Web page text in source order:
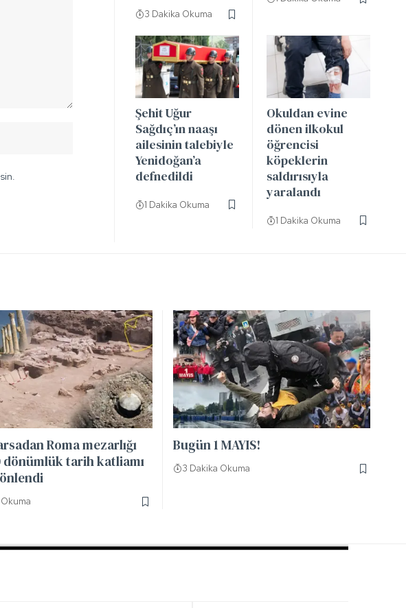
3 Dakika Okuma
Şehit Uğur
Sağdıç’ın naaşı
ailesinin talebiyle
Yenidoğan’a
defnedildi
1 Dakika Okuma
Okuldan evine
dönen ilkokul
öğrencisi
köpeklerin
saldırısıyla
yaralandı
1 Dakika Okuma
Roma mezarlığı
dönümlük tarih katliamı
Bugün 1 MAYIS!
3 Dakika Okuma